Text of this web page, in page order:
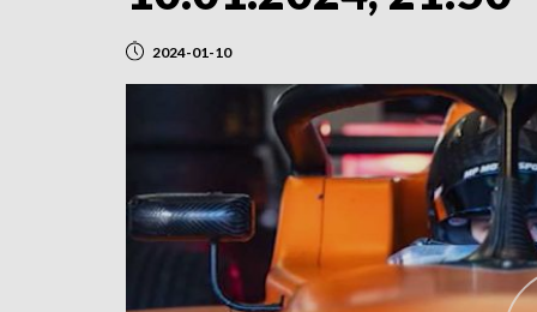
2024-01-10